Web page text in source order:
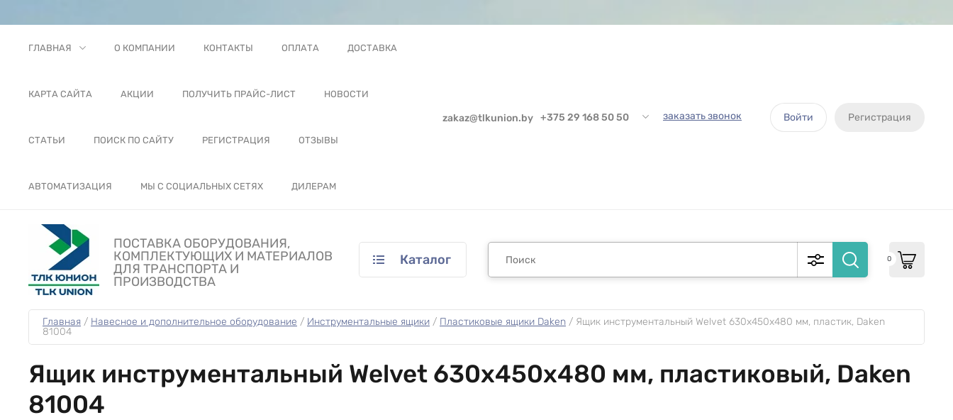
ГЛАВНАЯ О КОМПАНИИ КОНТАКТЫ ОПЛАТА ДОСТАВКА
КАРТА САЙТА АКЦИИ ПОЛУЧИТЬ ПРАЙС-ЛИСТ НОВОСТИ
СТАТЬИ ПОИСК ПО САЙТУ РЕГИСТРАЦИЯ ОТЗЫВЫ
АВТОМАТИЗАЦИЯ МЫ С СОЦИАЛЬНЫХ СЕТЯХ ДИЛЕРАМ
zakaz@tlkunion.by +375 29 168 50 50 заказать звонок Войти Регистрация
ПОСТАВКА ОБОРУДОВАНИЯ,
КОМПЛЕКТУЮЩИХ И МАТЕРИАЛОВ
ДЛЯ ТРАНСПОРТА И
ПРОИЗВОДСТВА
Каталог 0
Главная / Навесное и дополнительное оборудование / Инструментальные ящики / Пластиковые ящики Daken / Ящик инструментальный Welvet 630х450х480 мм, пластик, Daken
81004
Ящик инструментальный Welvet 630х450х480 мм, пластиковый, Daken
81004